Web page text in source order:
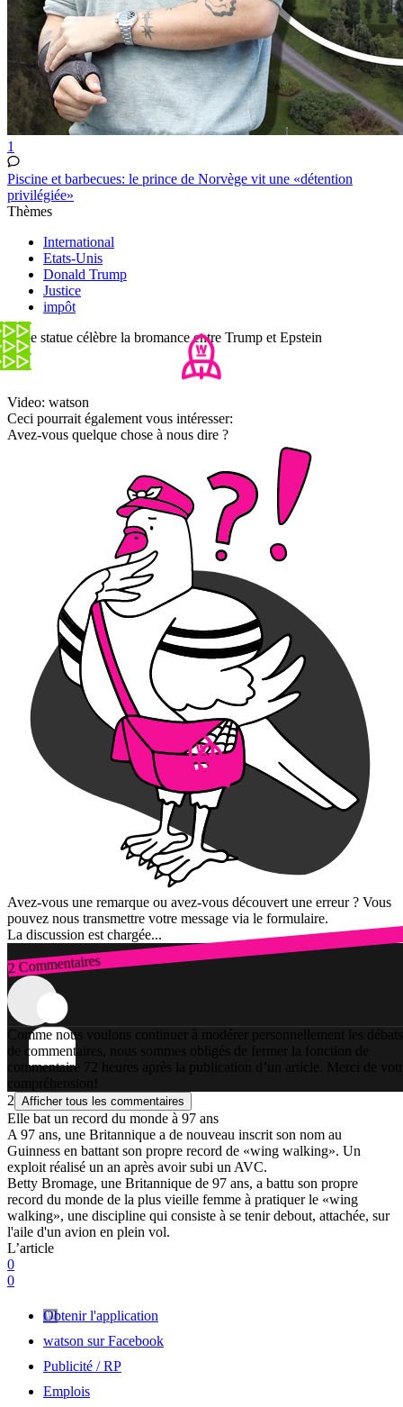
1
Piscine et barbecues: le prince de Norvège vit une «détention
privilégiée»
Thèmes
International
Etats-Unis
Donald Trump
Justice
impôt
Cette statue célèbre la bromance entre Trump et Epstein
Video: watson
Ceci pourrait également vous intéresser:
Avez-vous quelque chose à nous dire ?
Avez-vous une remarque ou avez-vous découvert une erreur ? Vous
pouvez nous transmettre votre message via le formulaire.
La discussion est chargée...
2 Commentaires
Connexion
Comme nous voulons continuer à modérer personnellement les débats
de commentaires, nous sommes obligés de fermer la fonction de
commentaire 72 heures après la publication d’un article. Merci de
compréhension!
2 Afficher tous les commentaires
Elle bat un record du monde à 97 ans
A 97 ans, une Britannique a de nouveau inscrit son nom au
Guinness en battant son propre record de «wing walking». Un
exploit réalisé un an après avoir subi un AVC.
Betty Bromage, une Britannique de 97 ans, a battu son propre
record du monde de la plus vieille femme à pratiquer le «wing
walking», une discipline qui consiste à se tenir debout, attachée, sur
l'aile d'un avion en plein vol.
L’article
0
0
Obtenir l'application
watson sur Facebook
Publicité / RP
Emplois